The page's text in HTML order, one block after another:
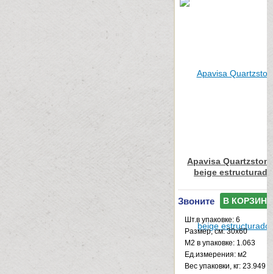
Apavisa
beige
Звоните В КОРЗИНУ
Шт.в упаковке: 6
Размер, см: 30x60
М2 в упаковке: 1.063
Ед.измерения: м2
Веc упаковки, кг: 23.949